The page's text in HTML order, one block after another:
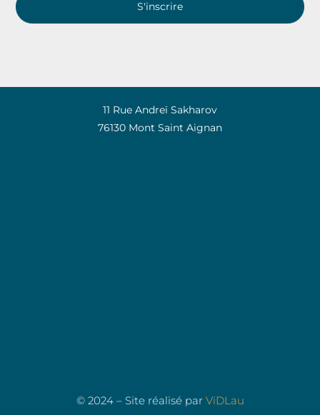
S'inscrire
11 Rue Andreï Sakharov
76130 Mont Saint Aignan
© 2024 – Site réalisé par ViDLau